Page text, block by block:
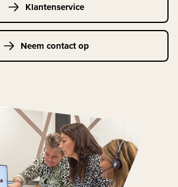
Klantenservice
Neem contact op